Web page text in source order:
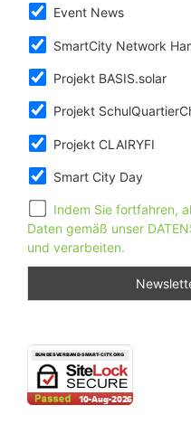
Event News
SmartCity Network
Projekt BASIS.solar
Projekt
Projekt CLAIRYFI
Smart City Day
Indem Sie fortfahren,
Daten gemäß unser
und verarbeiten.